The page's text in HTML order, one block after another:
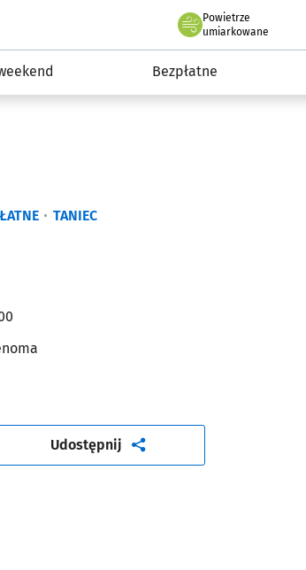
Powietrze
we Wrocławiu
umiarkowane
Bezpłatne
TANIEC
Udostępnijartykuł